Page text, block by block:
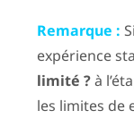
Remarque :
expérience
limité ?à
les limites de